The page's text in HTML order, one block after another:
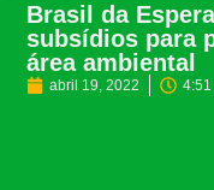
Brasil da
subsídios para
área ambiental
abril 19, 2022